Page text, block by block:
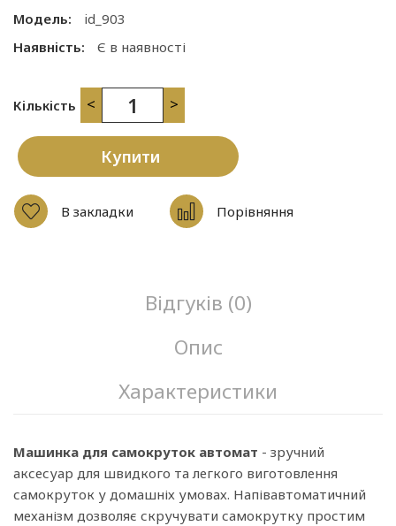
Модель:
id_903
Наявність:
Є в наявності
Кількість < >
Купити
В закладки Порівняння
Відгуків (0)
Опис
Характеристики
Машинка для самокруток автомат - зручний
аксесуар для швидкого та легкого виготовлення
самокруток у домашніх умовах. Напівавтоматичний
механізм дозволяє скручувати самокрутку простим